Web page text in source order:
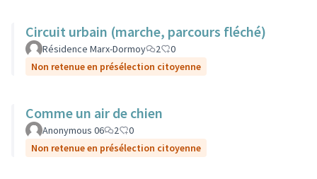
Circuit urbain (marche, parcours fléché)
Résidence Marx-Dormoy 2
0
Non retenue en présélection citoyenne
Comme un air de chien
Anonymous 06 2
0
Non retenue en présélection citoyenne